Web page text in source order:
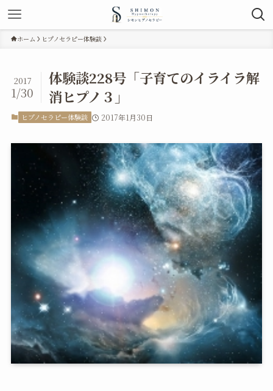
ホーム ヒプノセラピー体験談
体験談228号「子育てのイライラ解
消ヒプノ３」
2017
1/30
ヒプノセラピー体験談 2017年1月30日